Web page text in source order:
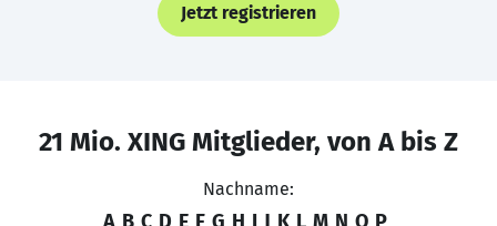
Jetzt registrieren
21 Mio. XING Mitglieder, von A bis Z
Nachname:
A B C D E F G H I J K L M N O P